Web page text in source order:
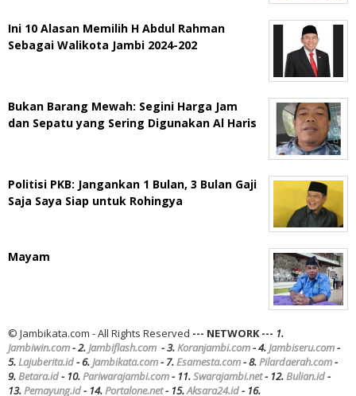
Ini 10 Alasan Memilih H Abdul Rahman
Sebagai Walikota Jambi 2024-202
Bukan Barang Mewah: Segini Harga Jam
dan Sepatu yang Sering Digunakan Al Haris
Politisi PKB: Jangankan 1 Bulan, 3 Bulan Gaji
Saja Saya Siap untuk Rohingya
Mayam
© Jambikata.com - All Rights Reserved --- NETWORK --- 1.
Jambiwin.com- 2. Jambiflash.com - 3. Koranjambi.com- 4. Jambiseru.com-
5. Lajuberita.id- 6. Jambikata.com- 7. Esamesta.com- 8. Pilardaerah.com-
9. Betara.id- 10. Pariwarajambi.com- 11.Swarajambi.net- 12. Bulian.id-
13. Pemayung.id- 14. Portalone.net- 15.Aksara24.id- 16.